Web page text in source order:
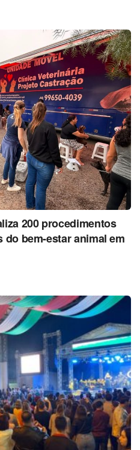
200 procedimentos
bem-estar animal em